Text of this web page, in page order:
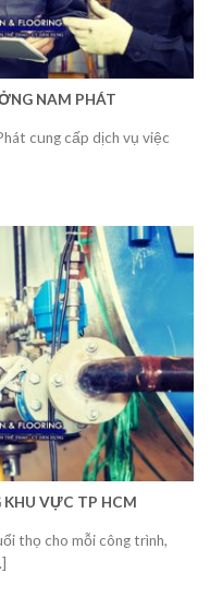
NAM PHÁT
cung cấp dịch vụ việc
VỰC TP HCM
thọ cho mỗi công trình,